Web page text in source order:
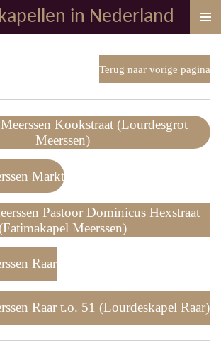
in Nederland
Terug naar vorige pagina
Kookstraat (Lourdesgrot
Meerssen)
Markt
Pastoor Dominicus Hexstraat
(Fatimakapel Meerssen)
Raar
Raar t.o. 51 (Lourdeskapel Raar)